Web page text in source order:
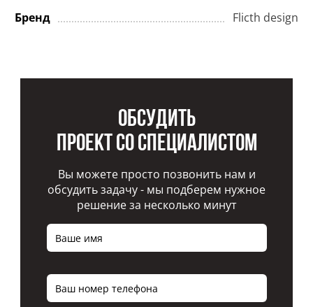
Бренд Flicth design
Обсудить
проект со специалистом
Вы можете просто позвонить нам и
обсудить задачу - мы подберем нужное
решение за несколько минут